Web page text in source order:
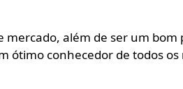
mercado, além de ser um
ótimo conhecedor de todos os